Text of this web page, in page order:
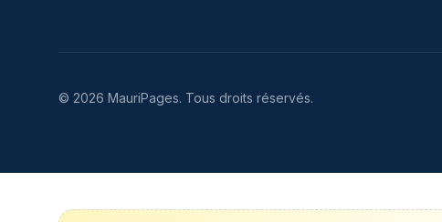
© 2026 MauriPages. Tous droits réservés.